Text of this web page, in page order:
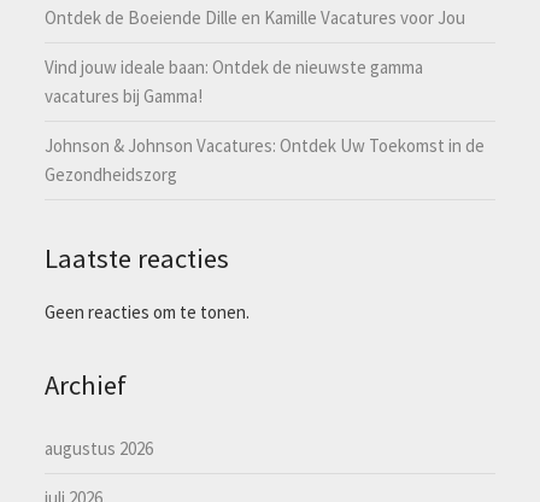
Ontdek de Boeiende Dille en Kamille Vacatures voor Jou
Vind jouw ideale baan: Ontdek de nieuwste gamma
vacatures bij Gamma!
Johnson & Johnson Vacatures: Ontdek Uw Toekomst in de
Gezondheidszorg
Laatste reacties
Geen reacties om te tonen.
Archief
augustus 2026
juli 2026